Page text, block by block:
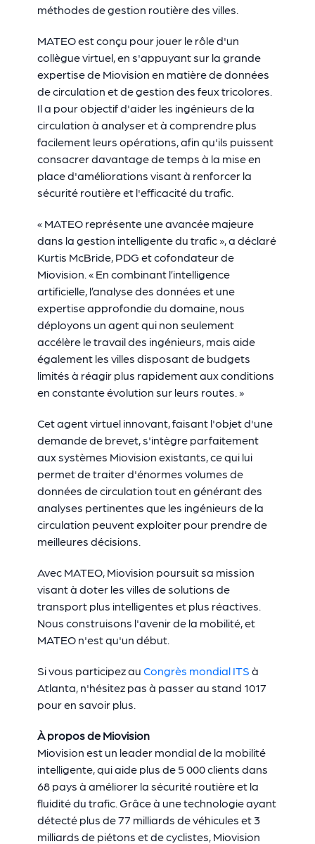
méthodes de gestion routière des villes.
MATEO est conçu pour jouer le rôle d'un
collègue virtuel, en s'appuyant sur la grande
expertise de Miovision en matière de données
de circulation et de gestion des feux tricolores.
Il a pour objectif d'aider les ingénieurs de la
circulation à analyser et à comprendre plus
facilement leurs opérations, afin qu'ils puissent
consacrer davantage de temps à la mise en
place d'améliorations visant à renforcer la
sécurité routière et l'efficacité du trafic.
« MATEO représente une avancée majeure
dans la gestion intelligente du trafic », a déclaré
Kurtis McBride, PDG et cofondateur de
Miovision. « En combinant l’intelligence
artificielle, l’analyse des données et une
expertise approfondie du domaine, nous
déployons un agent qui non seulement
accélère le travail des ingénieurs, mais aide
également les villes disposant de budgets
limités à réagir plus rapidement aux conditions
en constante évolution sur leurs routes. »
Cet agent virtuel innovant, faisant l'objet d'une
demande de brevet, s'intègre parfaitement
aux systèmes Miovision existants, ce qui lui
permet de traiter d'énormes volumes de
données de circulation tout en générant des
analyses pertinentes que les ingénieurs de la
circulation peuvent exploiter pour prendre de
meilleures décisions.
Avec MATEO, Miovision poursuit sa mission
visant à doter les villes de solutions de
transport plus intelligentes et plus réactives.
Nous construisons l'avenir de la mobilité, et
MATEO n'est qu'un début.
Si vous participez au Congrès mondial ITS à
Atlanta, n'hésitez pas à passer au stand 1017
pour en savoir plus.
À propos de Miovision
Miovision est un leader mondial de la mobilité
intelligente, qui aide plus de 5 000 clients dans
68 pays à améliorer la sécurité routière et la
fluidité du trafic. Grâce à une technologie ayant
détecté plus de 77 milliards de véhicules et 3
milliards de piétons et de cyclistes, Miovision